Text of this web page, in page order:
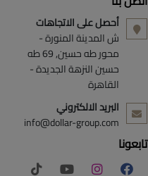
أحصل على الاتجاهات
ش المدينة المنورة -
محور طه حسين, 69 طه
حسين النزهة الجديدة -
القاهرة
البريد الالكتروني
info@dollar-group.com
تابعونا